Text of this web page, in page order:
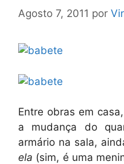
Agosto 7, 2011 por
Entre obras em
a mudança do
armário na sala,
ela (sim, é uma